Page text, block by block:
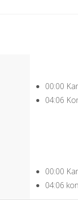
00:00
04:06
00:00
04:06